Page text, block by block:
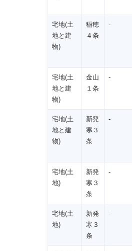
宅地(土
地と建
物)
稲穂
４条
-
宅地(土
地と建
物)
金山
１条
-
宅地(土
地と建
物)
新発
寒３
条
-
宅地(土
地)
新発
寒３
条
-
宅地(土
地)
新発
寒３
条
-